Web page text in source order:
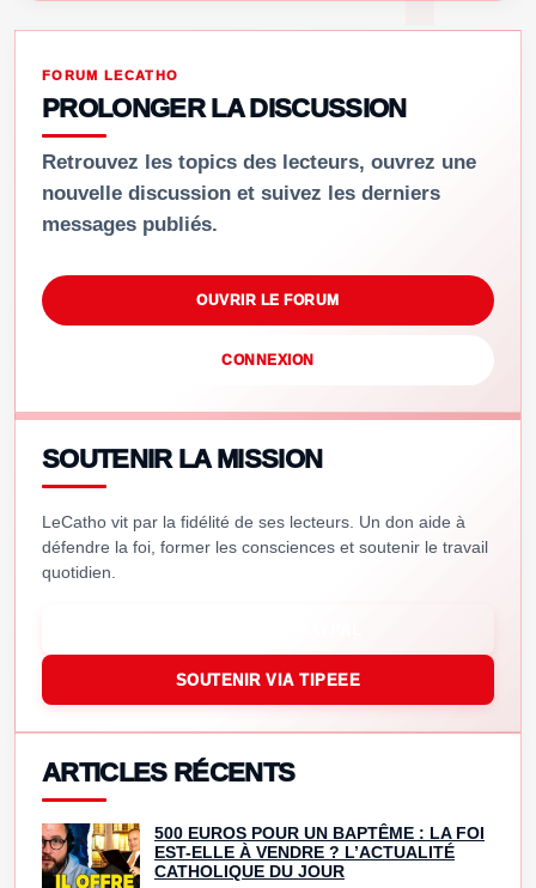
FORUM LECATHO
PROLONGER LA DISCUSSION
Retrouvez les topics des lecteurs, ouvrez une
nouvelle discussion et suivez les derniers
messages publiés.
OUVRIR LE FORUM
CONNEXION
SOUTENIR LA MISSION
LeCatho vit par la fidélité de ses lecteurs. Un don aide à
défendre la foi, former les consciences et soutenir le travail
quotidien.
SOUTENIR VIA TIPEEE
ARTICLES RÉCENTS
500 EUROS POUR UN BAPTÊME : LA FOI
EST-ELLE À VENDRE ? L’ACTUALITÉ
CATHOLIQUE DU JOUR